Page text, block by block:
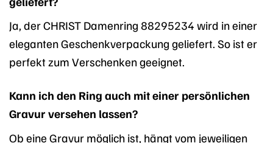
Ja, der CHRIST Damenring 88295234 wird in einer
eleganten Geschenkverpackung geliefert. So ist er
perfekt zum Verschenken geeignet.
Kann ich den Ring auch mit einer persönlichen
Gravur versehen lassen?
Ob eine Gravur möglich ist, hängt vom jeweiligen